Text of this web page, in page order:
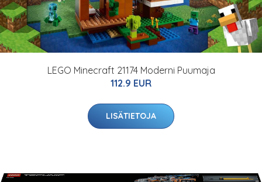
LEGO Minecraft 21174 Moderni Puumaja
112.9 EUR
LISÄTIETOJA